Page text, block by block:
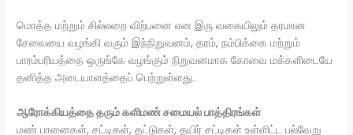
மொத்த மற்றும் சில்லறை விற்பனை என இரு வகையிலும் தரமான
சேவையை வழங்கி வரும் இந்நிறுவனம், தரம், நம்பிக்கை மற்றும்
பாரம்பரியத்தை ஒருங்கே வழங்கும் நிறுவனமாக கோவை மக்களிடையே
தனித்த அடையாளத்தைப் பெற்றுள்ளது.
ஆரோக்கியத்தை தரும் களிமண் சமையல் பாத்திரங்கள்
மண் பானைகள், சட்டிகள், தட்டுகள், தயிர் சட்டிகள் உள்ளிட்ட பல்வேறு